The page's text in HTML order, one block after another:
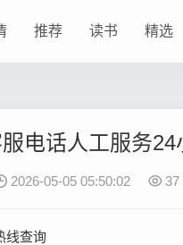
推荐 读书 精选
电话人工服务24
2026-05-05 05:50:02 37
线查询